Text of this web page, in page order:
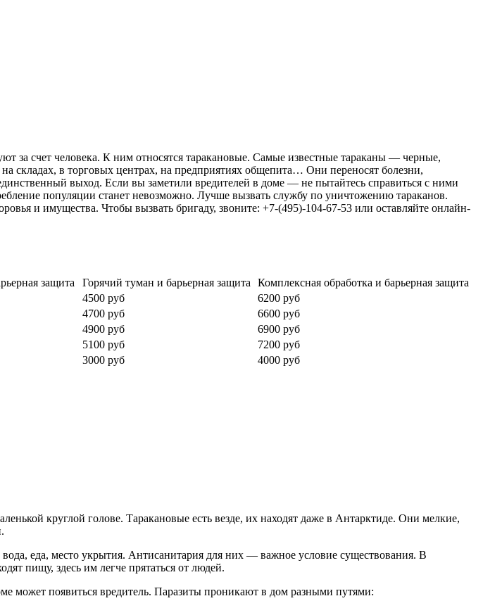
за счет человека. К ним относятся таракановые. Самые известные тараканы — черные,
складах, в торговых центрах, на предприятиях общепита… Они переносят болезни,
выход. Если вы заметили вредителей в доме — не пытайтесь справиться с ними
популяции станет невозможно. Лучше вызвать службу по уничтожению тараканов.
и имущества. Чтобы вызвать бригаду, звоните: +7-(495)-104-67-53 или оставляйте онлайн-
защита Горячий туман и барьерная защита
Комплексная обработка и барьерная защита
4500 руб
6200 руб
4700 руб
6600 руб
4900 руб
6900 руб
5100 руб
7200 руб
3000 руб
4000 руб
круглой голове. Таракановые есть везде, их находят даже в Антарктиде. Они мелкие,
еда, место укрытия. Антисанитария для них — важное условие существования. В
пищу, здесь им легче прятаться от людей.
может появиться вредитель. Паразиты проникают в дом разными путями: